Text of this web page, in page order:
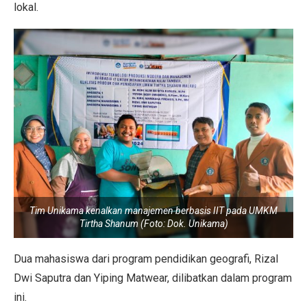
lokal.
Tim Unikama kenalkan manajemen berbasis IIT pada UMKM
Tirtha Shanum (Foto: Dok. Unikama)
Dua mahasiswa dari program pendidikan geografi, Rizal
Dwi Saputra dan Yiping Matwear, dilibatkan dalam program
ini.